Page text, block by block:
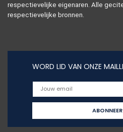
respectievelijke eigenaren. Alle
respectievelijke bronnen.
WORD LID VAN ONZE